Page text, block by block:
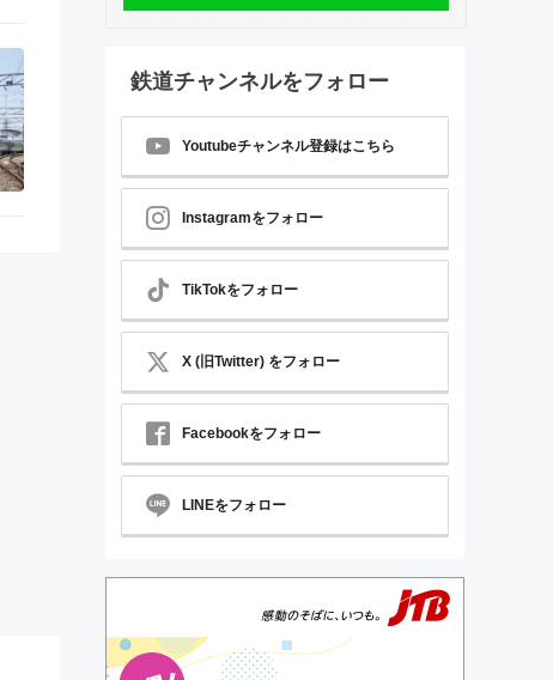
鉄道チャンネルをフォロー
Youtubeチャンネル登録はこちら
Instagramをフォロー
TikTokをフォロー
X (旧Twitter) をフォロー
Facebookをフォロー
LINEをフォロー